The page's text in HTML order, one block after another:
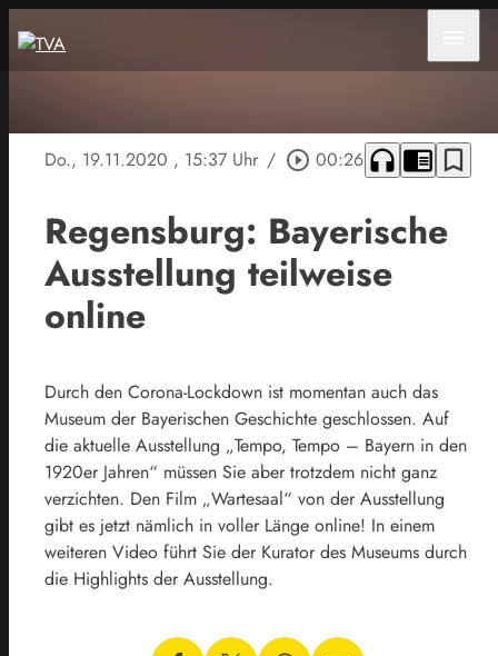
Do., 19.11.2020 , 15:37 Uhr / play_circle_outline 00:26 headphones chrome_reader_mode bookmark_border
Regensburg: Bayerische
Ausstellung teilweise
online
Durch den Corona-Lockdown ist momentan auch das
Museum der Bayerischen Geschichte geschlossen. Auf
die aktuelle Ausstellung „Tempo, Tempo – Bayern in den
1920er Jahren“ müssen Sie aber trotzdem nicht ganz
verzichten. Den Film „Wartesaal“ von der Ausstellung
gibt es jetzt nämlich in voller Länge online! In einem
weiteren Video führt Sie der Kurator des Museums durch
die Highlights der Ausstellung.